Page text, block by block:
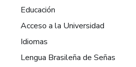
Educación
Acceso a la Universidad
Idiomas
Lengua Brasileña de Señas